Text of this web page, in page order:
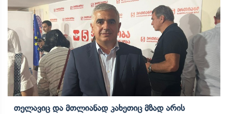
Თელავიც Და Მთლიანად Კახეთიც Მზად Არის